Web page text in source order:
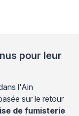
pour leur
l'Ain
sur le retour
de fumisterie